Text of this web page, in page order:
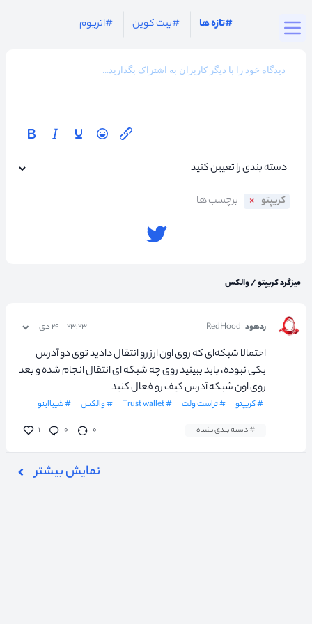
#تازه ها #بیت کوین #اتریوم
کریپتو
میزگرد کریپتو/والکس
ردهود RedHood ۲۳:۲۳ - ۲۹ دی
احتمالا شبکه‌ای که روی اون ارز رو انتقال دادید توی دو آدرس
یکی نبوده، باید ببینید روی چه شبکه ای انتقال انجام شده و بعد
روی اون شبکه آدرس کیف رو فعال کنید
# کریپتو # تراست ولت # Trust wallet # والکس # شیبااینو
# دسته بندی نشده ۱ ۰ ۰
نمایش بیشتر